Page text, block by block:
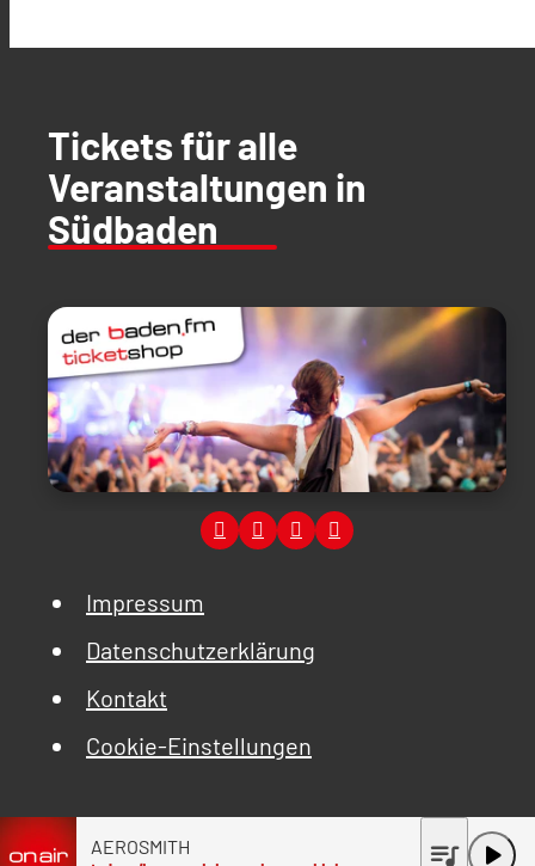
Tickets für alle
Veranstaltungen in
Südbaden
Impressum
Datenschutzerklärung
Kontakt
Cookie-Einstellungen
AEROSMITH play_arrow
queue_music